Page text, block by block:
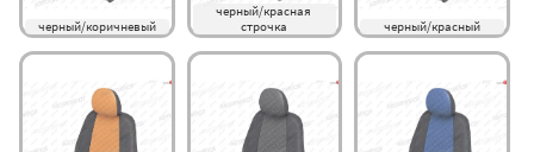
черный/коричневый
черный/красная
строчка
черный/красный